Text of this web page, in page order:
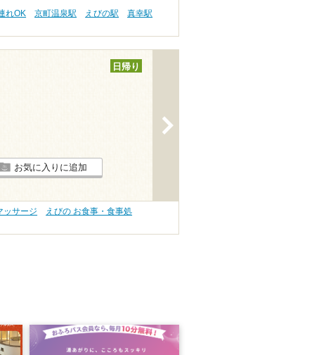
れOK 京町温泉駅 えびの駅
真幸駅
日帰り
お気に入りに追加
ッサージ
えびの お食事・食事処